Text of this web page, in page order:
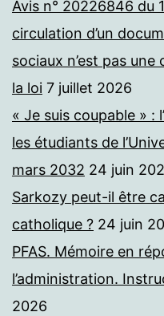
Avis n° 20226846 du
circulation d’un
sociaux n’est pas
la loi 7 juillet 2026
« Je suis coupable » :
les étudiants de
mars 2032 24 juin
Sarkozy peut-il être
catholique ? 24 juin
PFAS. Mémoire en
l’administration.
2026